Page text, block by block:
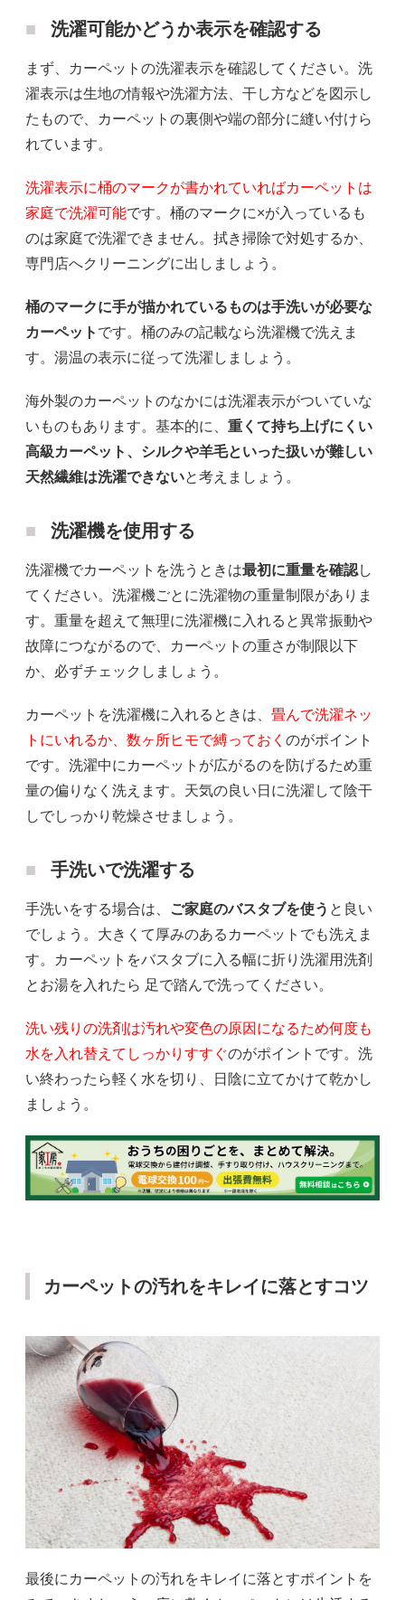
洗濯可能かどうか表示を確認する
まず、カーペットの洗濯表示を確認してください。洗
濯表示は生地の情報や洗濯方法、干し方などを図示し
たもので、カーペットの裏側や端の部分に縫い付けら
れています。
洗濯表示に桶のマークが書かれていればカーペットは
家庭で洗濯可能です。桶のマークに×が入っているも
のは家庭で洗濯できません。拭き掃除で対処するか、
専門店へクリーニングに出しましょう。
桶のマークに手が描かれているものは手洗いが必要な
カーペット です。桶のみの記載なら洗濯機で洗えま
す。湯温の表示に従って洗濯しましょう。
海外製のカーペットのなかには洗濯表示がついていな
いものもあります。基本的に、 重くて持ち上げにくい
高級カーペット、シルクや羊毛といった扱いが難しい
天然繊維は洗濯できないと考えましょう。
洗濯機を使用する
洗濯機でカーペットを洗うときは最初に重量を確認し
てください。洗濯機ごとに洗濯物の重量制限がありま
す。重量を超えて無理に洗濯機に入れると異常振動や
故障につながるので、カーペットの重さが制限以下
か、必ずチェックしましょう。
カーペットを洗濯機に入れるときは、 畳んで洗濯ネッ
トにいれるか、数ヶ所ヒモで縛っておく のがポイント
です。洗濯中にカーペットが広がるのを防げるため重
量の偏りなく洗えます。天気の良い日に洗濯して陰干
しでしっかり乾燥させましょう。
手洗いで洗濯する
手洗いをする場合は、 ご家庭のバスタブを使う と良い
でしょう。大きくて厚みのあるカーペットでも洗えま
す。カーペットをバスタブに入る幅に折り洗濯用洗剤
とお湯を入れたら 足で踏んで洗ってください。
洗い残りの洗剤は汚れや変色の原因になるため何度も
水を入れ替えてしっかりすすぐのがポイントです。洗
い終わったら軽く水を切り、日陰に立てかけて乾かし
ましょう。
カーペットの汚れをキレイに落とすコツ
最後にカーペットの汚れをキレイに落とすポイントを